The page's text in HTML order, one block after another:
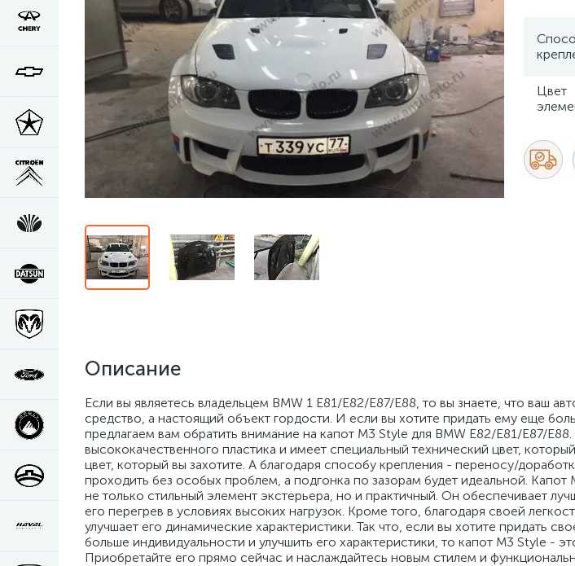
Цвет
Описание
Если вы являетесь владельцем BMW 1 E81/E82/E87/E88, то вы знаете, что ваш
средство, а настоящий объект гордости. И если вы хотите придать ему еще
предлагаем вам обратить внимание на капот M3 Style для BMW E82/E81/E87/
высококачественного пластика и имеет специальный технический цвет,
цвет, который вы захотите. А благодаря способу крепления - переносу/
проходить без особых проблем, а подгонка по зазорам будет идеальной. Капот
не только стильный элемент экстерьера, но и практичный. Он обеспечивает
его перегрев в условиях высоких нагрузок. Кроме того, благодаря своей
улучшает его динамические характеристики. Так что, если вы хотите придать
больше индивидуальности и улучшить его характеристики, то капот M3 Style -
Приобретайте его прямо сейчас и наслаждайтесь новым стилем и